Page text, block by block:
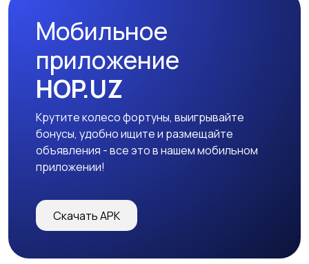
Мобильное
приложение
HOP.UZ
Крутите колесо фортуны, выигрывайте
бонусы, удобно ищите и размещайте
объявления - все это в нашем мобильном
приложении!
Скачать APK